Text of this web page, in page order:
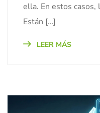
ella. En estos
Están […]
LEER MÁS